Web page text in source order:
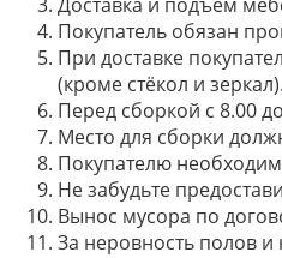
Покупатель обязан
При доставке
(кроме стёкол и зеркал).
Перед сборкой с 8.00
Место для сборки
Покупателю
Не забудьте
Вынос мусора по
За неровность полов